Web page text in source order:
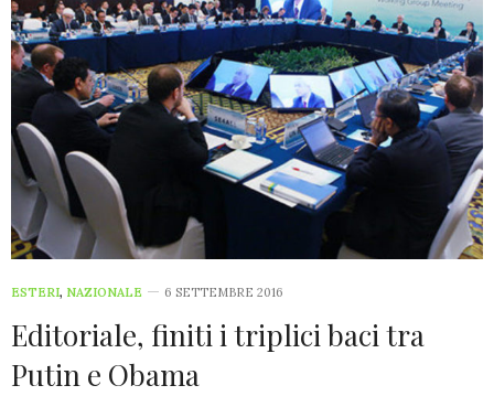
ESTERI, NAZIONALE 6 SETTEMBRE 2016
Editoriale, finiti i triplici baci tra
Putin e Obama